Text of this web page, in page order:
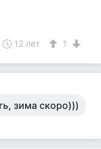
12 лет 1
зима скоро)))